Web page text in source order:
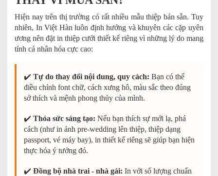
Hiện nay trên thị trường có rất nhiều mẫu thiệp bán sẵn. Tuy
nhiên, In Việt Hàn luôn định hướng và khuyên các cặp uyên
ương nên đặt in thiệp cưới thiết kế riêng vì những lý do mang
tính cá nhân hóa cực cao:
✔️ Tự do thay đổi nội dung, quy cách: Bạn có thể
điều chỉnh font chữ, cách xưng hô, màu sắc theo đúng
sở thích và mệnh phong thủy của mình.
✔️ Thỏa sức sáng tạo: Nếu bạn thích sự mới lạ, phá
cách (như in ảnh pre-wedding lên thiệp, thiệp dạng
passport, vé máy bay), in thiết kế riêng sẽ giúp bạn hiện
thực hóa ý tưởng đó.
✔️ Đồng bộ nhà trai - nhà gái: In với số lượng chuẩn